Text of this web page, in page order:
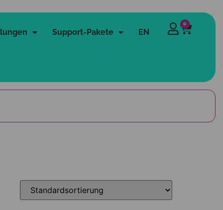
Support-Pakete EN
0